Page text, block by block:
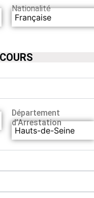
Nationalité
Française
Département
d’Arrestation
Hauts-de-Seine